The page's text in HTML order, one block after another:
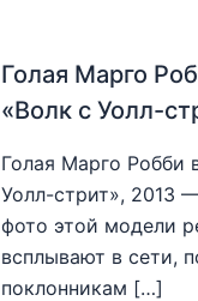
Голая Марго
«Волк с Уолл-
Голая Марго Робби
Уолл-стрит», 2013
фото этой модели
всплывают в сети,
поклонникам […]